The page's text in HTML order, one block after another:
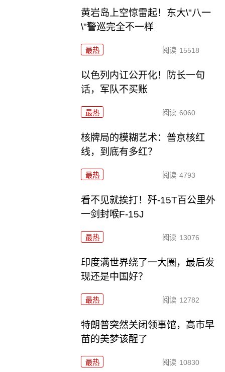
黄岩岛上空惊雷起！东大\"八一
\"警巡完全不一样
最热 阅读 15518
以色列内讧公开化！防长一句
话，军队不买账
最热 阅读 6060
核牌局的模糊艺术：普京核红
线，到底有多红？
最热 阅读 4793
看不见就挨打！歼-15T百公里外
一剑封喉F-15J
最热 阅读 13076
印度满世界绕了一大圈，最后发
现还是中国好？
最热 阅读 12782
特朗普突然关闭领事馆，高市早
苗的美梦该醒了
最热 阅读 10830